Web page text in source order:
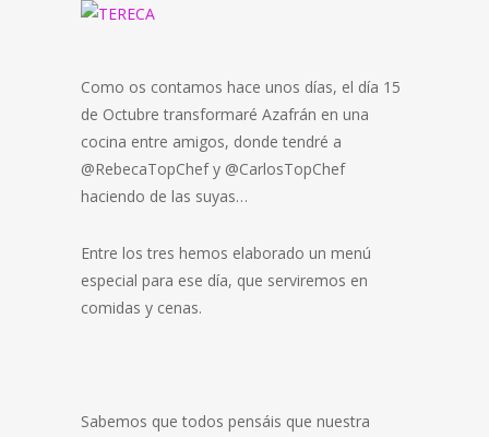
Como os contamos hace unos días, el día 15
de Octubre transformaré Azafrán en una
cocina entre amigos, donde tendré a
@RebecaTopChef y @CarlosTopChef
haciendo de las suyas…
Entre los tres hemos elaborado un menú
especial para ese día, que serviremos en
comidas y cenas.
Sabemos que todos pensáis que nuestra